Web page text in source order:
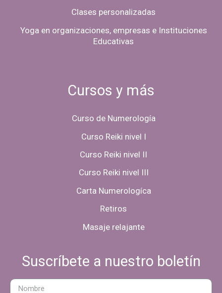
Clases personalizadas
Yoga en organizaciones, empresas e Instituciones
Educativas
Cursos y más
Curso de Numerología
Curso Reiki nivel I
Curso Reiki nivel II
Curso Reiki nivel III
Carta Numerologíca
Retiros
Masaje relajante
Suscríbete a nuestro boletín